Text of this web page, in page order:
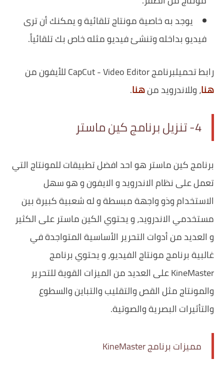
يوجد به خاصية مونتاج تلقائية و يمكنك أن ترى
فيديو بداخله وتنشئ فيديو مثله خاص بك تلقائياً.
رابط تحميلبرنامج CapCut - Video Editor للأيفون من
هنا، وللاندرويد منهنا.
4- تنزيل برنامج كين ماستر
برنامج كين ماستر هو احد افضل تطبيقات للمونتاج التي
تعمل على نظام الاندرويد و الايفون و هو سهل
الاستخدام وذو واجهة مبسطة و له شعبية كبيرة بين
مستخدمي الاندرويد، و يحتوي الكين ماستر على الكثير
و العديد من أدوات التحرير الأساسية المتواجدة في
غالبية برنامج مونتاج الفيديو، و يحتوي برنامج
KineMaster على العديد من الميزات القوية للتحرير
والمونتاج مثل القص والتقليب والتباين والسطوع
والتأثيرات البصرية والصوتية.
مميزات برنامج KineMaster